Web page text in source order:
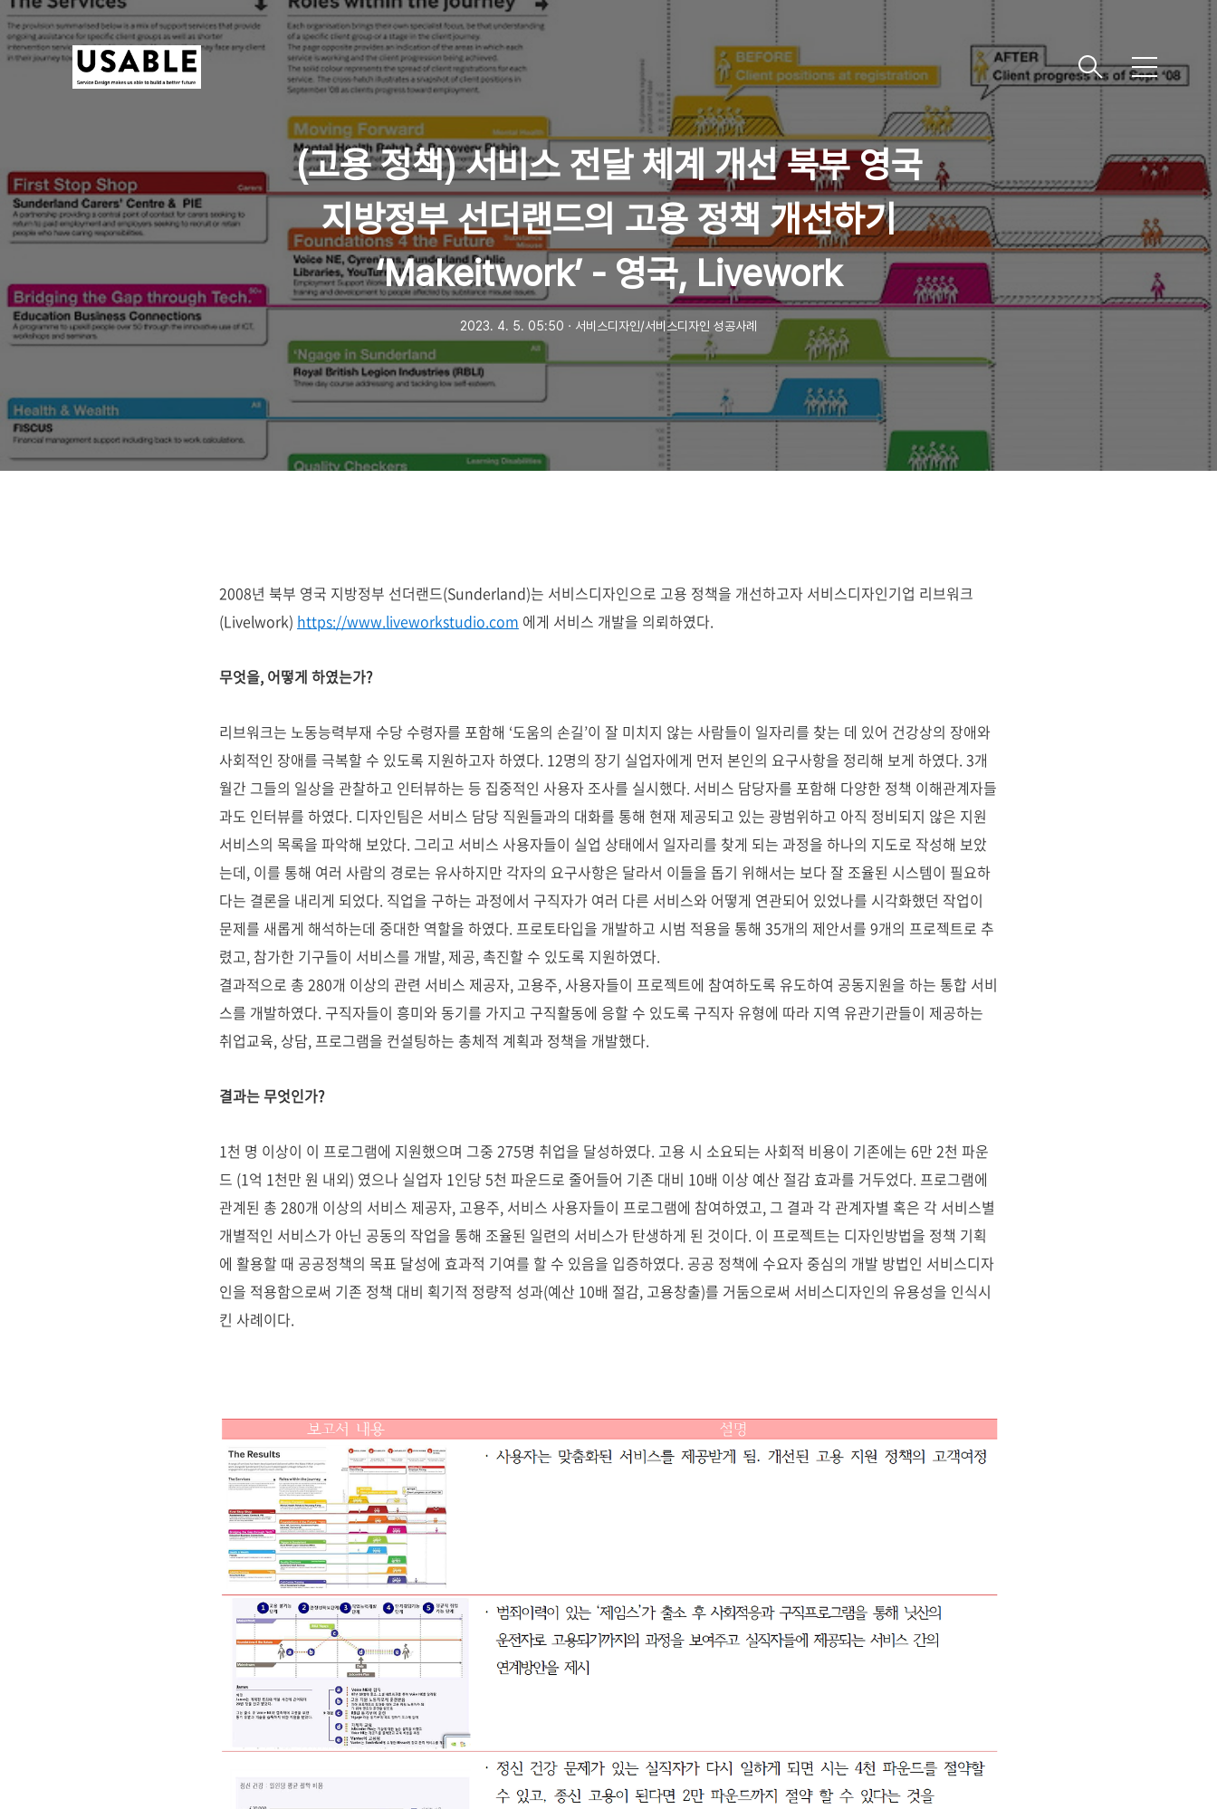
메
뉴
(고용 정책) 서비스 전달 체계 개선 북부 영국
지방정부 선더랜드의 고용 정책 개선하기
‘Makeitwork’ - 영국, Livework
2023. 4. 5. 05:50 ㆍ 서비스디자인/서비스디자인 성공사례
2008년 북부 영국 지방정부 선더랜드(Sunderland)는 서비스디자인으로 고용 정책을 개선하고자 서비스디자인기업 리브워크
(Livelwork) https://www.liveworkstudio.com 에게 서비스 개발을 의뢰하였다.
무엇을, 어떻게 하였는가?
리브워크는 노동능력부재 수당 수령자를 포함해 ‘도움의 손길’이 잘 미치지 않는 사람들이 일자리를 찾는 데 있어 건강상의 장애와
사회적인 장애를 극복할 수 있도록 지원하고자 하였다. 12명의 장기 실업자에게 먼저 본인의 요구사항을 정리해 보게 하였다. 3개
월간 그들의 일상을 관찰하고 인터뷰하는 등 집중적인 사용자 조사를 실시했다. 서비스 담당자를 포함해 다양한 정책 이해관계자들
과도 인터뷰를 하였다. 디자인팀은 서비스 담당 직원들과의 대화를 통해 현재 제공되고 있는 광범위하고 아직 정비되지 않은 지원
서비스의 목록을 파악해 보았다. 그리고 서비스 사용자들이 실업 상태에서 일자리를 찾게 되는 과정을 하나의 지도로 작성해 보았
는데, 이를 통해 여러 사람의 경로는 유사하지만 각자의 요구사항은 달라서 이들을 돕기 위해서는 보다 잘 조율된 시스템이 필요하
다는 결론을 내리게 되었다. 직업을 구하는 과정에서 구직자가 여러 다른 서비스와 어떻게 연관되어 있었나를 시각화했던 작업이
문제를 새롭게 해석하는데 중대한 역할을 하였다. 프로토타입을 개발하고 시범 적용을 통해 35개의 제안서를 9개의 프로젝트로 추
렸고, 참가한 기구들이 서비스를 개발, 제공, 촉진할 수 있도록 지원하였다.
결과적으로 총 280개 이상의 관련 서비스 제공자, 고용주, 사용자들이 프로젝트에 참여하도록 유도하여 공동지원을 하는 통합 서비
스를 개발하였다. 구직자들이 흥미와 동기를 가지고 구직활동에 응할 수 있도록 구직자 유형에 따라 지역 유관기관들이 제공하는
취업교육, 상담, 프로그램을 컨설팅하는 총체적 계획과 정책을 개발했다.
결과는 무엇인가?
1천 명 이상이 이 프로그램에 지원했으며 그중 275명 취업을 달성하였다. 고용 시 소요되는 사회적 비용이 기존에는 6만 2천 파운
드 (1억 1천만 원 내외) 였으나 실업자 1인당 5천 파운드로 줄어들어 기존 대비 10배 이상 예산 절감 효과를 거두었다. 프로그램에
관계된 총 280개 이상의 서비스 제공자, 고용주, 서비스 사용자들이 프로그램에 참여하였고, 그 결과 각 관계자별 혹은 각 서비스별
개별적인 서비스가 아닌 공동의 작업을 통해 조율된 일련의 서비스가 탄생하게 된 것이다. 이 프로젝트는 디자인방법을 정책 기획
에 활용할 때 공공정책의 목표 달성에 효과적 기여를 할 수 있음을 입증하였다. 공공 정책에 수요자 중심의 개발 방법인 서비스디자
인을 적용함으로써 기존 정책 대비 획기적 정량적 성과(예산 10배 절감, 고용창출)를 거둠으로써 서비스디자인의 유용성을 인식시
킨 사례이다.